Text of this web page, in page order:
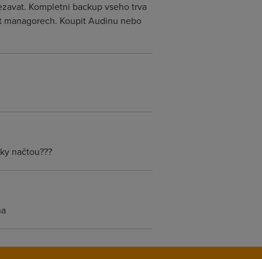
Kompletni backup vseho trva
Koupit Audinu nebo
načtou???